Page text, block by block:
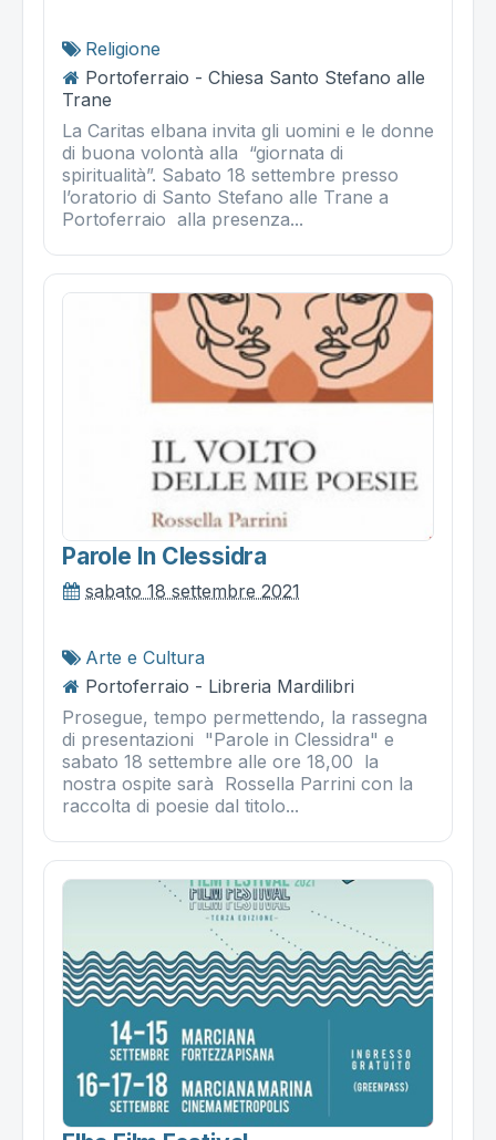
Religione
Portoferraio - Chiesa Santo Stefano alle
Trane
La Caritas elbana invita gli uomini e le donne
di buona volontà alla “giornata di
spiritualità”. Sabato 18 settembre presso
l’oratorio di Santo Stefano alle Trane a
Portoferraio alla presenza...
Parole In Clessidra
sabato 18 settembre 2021
Arte e Cultura
Portoferraio - Libreria Mardilibri
Prosegue, tempo permettendo, la rassegna
di presentazioni "Parole in Clessidra" e
sabato 18 settembre alle ore 18,00 la
nostra ospite sarà Rossella Parrini con la
raccolta di poesie dal titolo...